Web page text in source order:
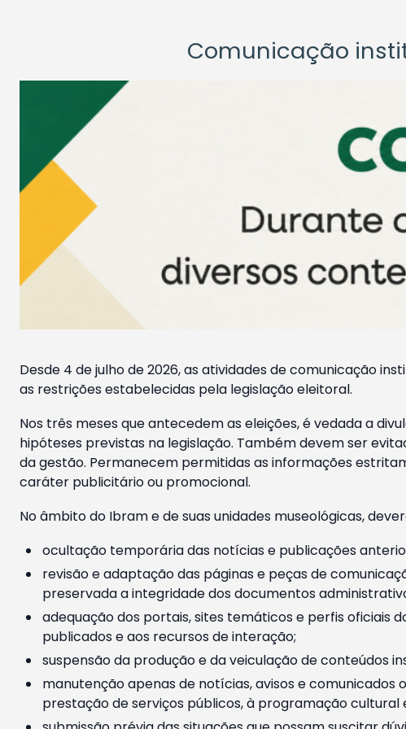
Comunicação
Desde 4 de julho de 2026, as atividades de comunicação
as restrições estabelecidas pela legislação eleitoral.
Nos três meses que antecedem as eleições, é vedada a
hipóteses previstas na legislação. Também devem ser
da gestão. Permanecem permitidas as informações
caráter publicitário ou promocional.
No âmbito do Ibram e de suas unidades museológicas,
ocultação temporária das notícias e publicações
revisão e adaptação das páginas e peças de
preservada a integridade dos documentos
adequação dos portais, sites temáticos e perfis oficiais
publicados e aos recursos de interação;
suspensão da produção e da veiculação de conteúdos
manutenção apenas de notícias, avisos e
prestação de serviços públicos, à programação